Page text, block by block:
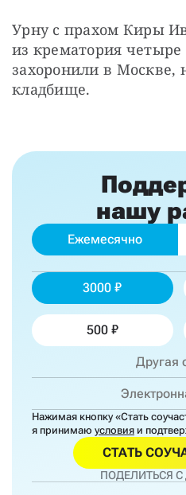
Урну с прахом Киры
из крематория
захоронили в Москве,
кладбище.
нашу
Ежемесячно
3000
500
Нажимая кнопку «Стать
я принимаю условия и
СТАТЬ
ПОДЕЛИТЬСЯ